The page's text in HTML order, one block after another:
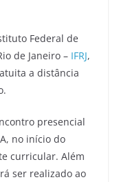
Federal de
de Janeiro – IFRJ,
a distância
presencial
no início do
curricular. Além
ser realizado ao